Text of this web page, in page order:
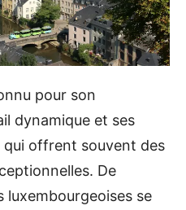
pour son
dynamique et ses
offrent souvent des
De
luxembourgeoises se